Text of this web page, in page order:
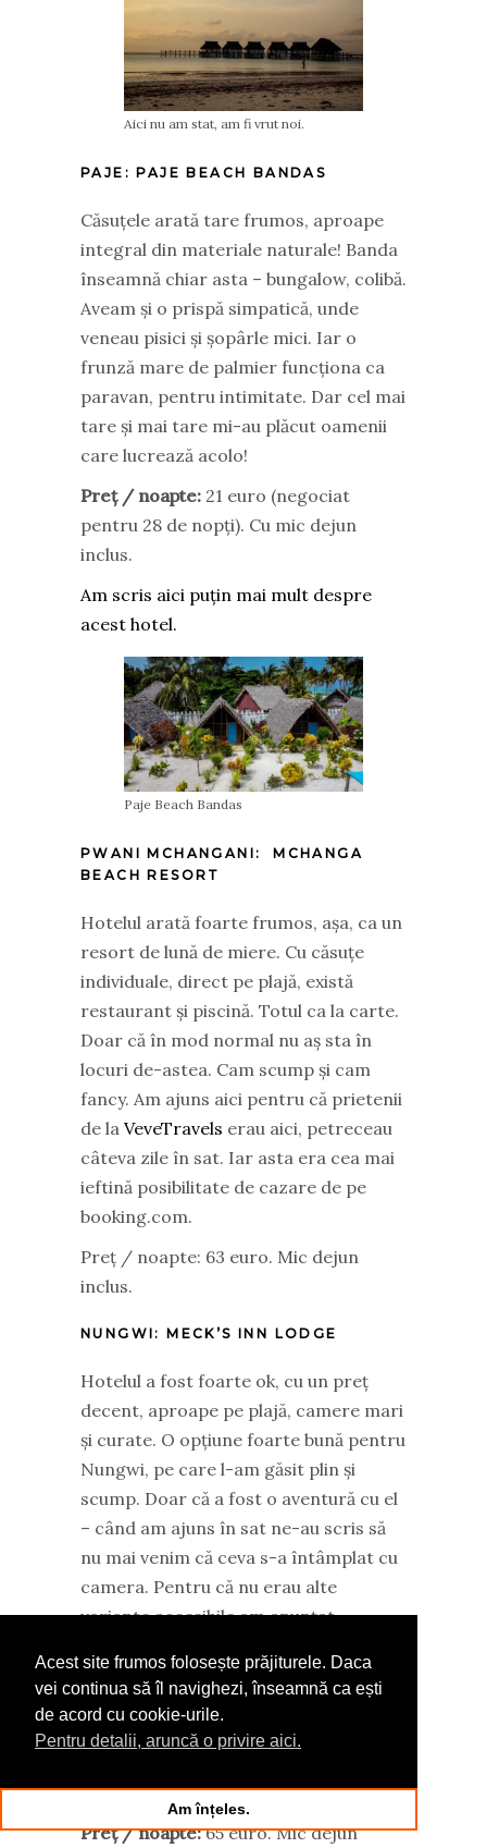
Aici nu am stat, am fi vrut noi.
PAJE: PAJE BEACH BANDAS
Căsuțele arată tare frumos, aproape
integral din materiale naturale! Banda
înseamnă chiar asta – bungalow, colibă.
Aveam și o prispă simpatică, unde
veneau pisici și șopârle mici. Iar o
frunză mare de palmier funcționa ca
paravan, pentru intimitate. Dar cel mai
tare și mai tare mi-au plăcut oamenii
care lucrează acolo!
Preț / noapte: 21 euro (negociat
pentru 28 de nopți). Cu mic dejun
inclus.
Am scris aici puțin mai mult despre
acest hotel.
Paje Beach Bandas
PWANI MCHANGANI: MCHANGA
BEACH RESORT
Hotelul arată foarte frumos, așa, ca un
resort de lună de miere. Cu căsuțe
individuale, direct pe plajă, există
restaurant și piscină. Totul ca la carte.
Doar că în mod normal nu aș sta în
locuri de-astea. Cam scump și cam
fancy. Am ajuns aici pentru că prietenii
de la VeveTravels erau aici, petreceau
câteva zile în sat. Iar asta era cea mai
ieftină posibilitate de cazare de pe
booking.com.
Preț / noapte: 63 euro. Mic dejun
inclus.
NUNGWI: MECK’S INN LODGE
Hotelul a fost foarte ok, cu un preț
decent, aproape pe plajă, camere mari
și curate. O opțiune foarte bună pentru
Nungwi, pe care l-am găsit plin și
scump. Doar că a fost o aventură cu el
– când am ajuns în sat ne-au scris să
nu mai venim că ceva s-a întâmplat cu
camera. Pentru că nu erau alte
variante accesibile am anunțat
discutat ei cu hotelul. Ne-au găsit
altceva pentru prima noapte și ne-au
primit apoi pentru celelalte două nopți.
de suportul de la booking.com.
Preț / noapte:65 euro. Mic dejun
Acest site frumos folosește prăjiturele. Daca
vei continua să îl navighezi, înseamnă ca ești
de acord cu cookie-urile.
Pentru detalii, aruncă o privire aici.
Am înțeles.